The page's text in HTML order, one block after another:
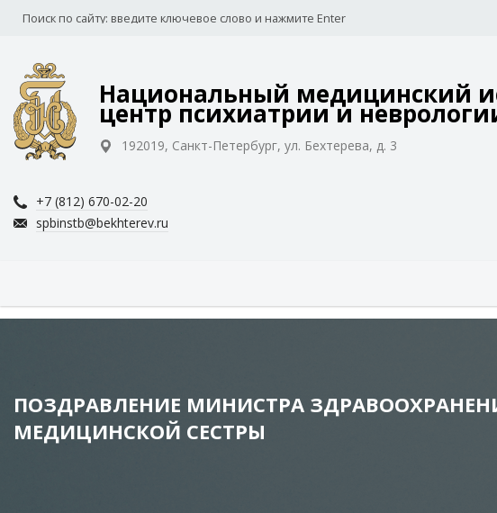
Национальный медицинский
центр психиатрии и
192019, Санкт-Петербург, ул. Бехтерева, д. 3
+7 (812) 670-02-20
spbinstb@bekhterev.ru
ПОЗДРАВЛЕНИЕ МИНИСТРА
МЕДИЦИНСКОЙ СЕСТРЫ